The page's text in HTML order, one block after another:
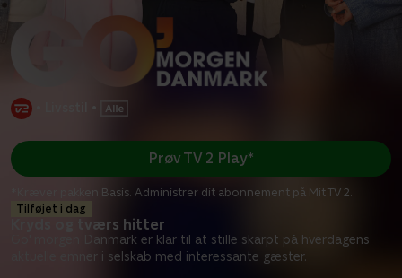
Tilføjet i dag
Kryds og tværs hitter
Go' morgen Danmark er klar til at stille skarpt på hverdagens
aktuelle emner i selskab med interessante gæster.
Prøv TV 2 Play*
*Kræver pakken Basis. Administrer dit abonnement på Mit TV 2.